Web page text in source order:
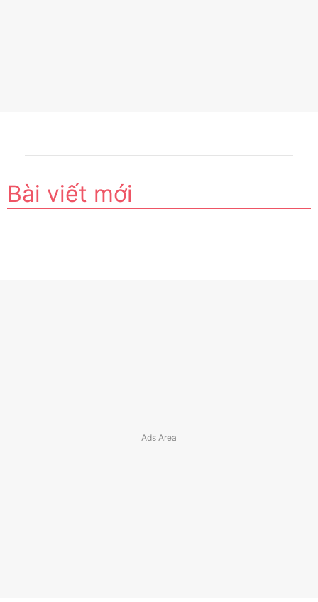
Bài viết mới